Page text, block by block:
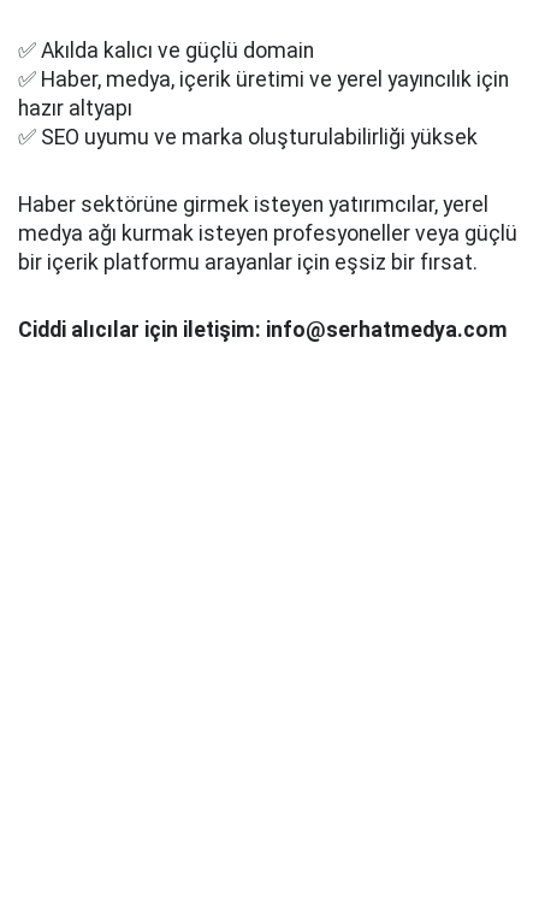
✅ Akılda kalıcı ve güçlü domain
✅ Haber, medya, içerik üretimi ve yerel yayıncılık için
hazır altyapı
✅ SEO uyumu ve marka oluşturulabilirliği yüksek
Haber sektörüne girmek isteyen yatırımcılar, yerel
medya ağı kurmak isteyen profesyoneller veya güçlü
bir içerik platformu arayanlar için eşsiz bir fırsat.
Ciddi alıcılar için iletişim: info@serhatmedya.com